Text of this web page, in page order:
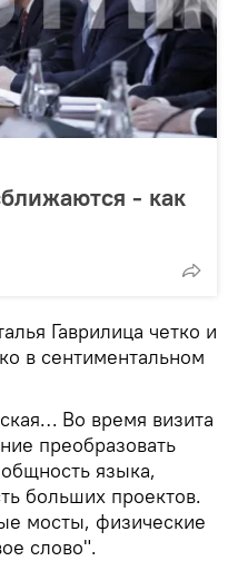
- как
Гаврилица четко и
в сентиментальном
Во время визита
преобразовать
языка,
больших проектов.
мосты, физические
слово".